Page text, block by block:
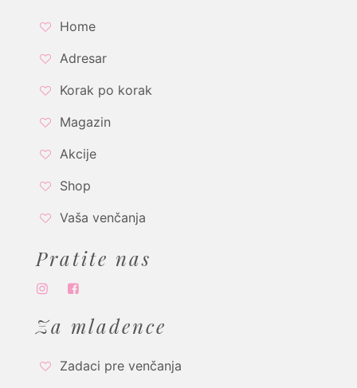
Home
Adresar
Korak po korak
Magazin
Akcije
Shop
Vaša venčanja
Pratite nas
Za mladence
Zadaci pre venčanja